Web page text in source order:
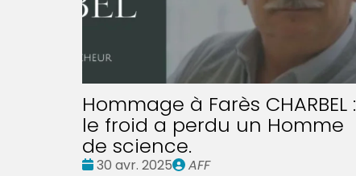
Hommage à Farès CHARBEL :
le froid a perdu un Homme
de science.
Date
30 avr. 2025
Publié
AFF